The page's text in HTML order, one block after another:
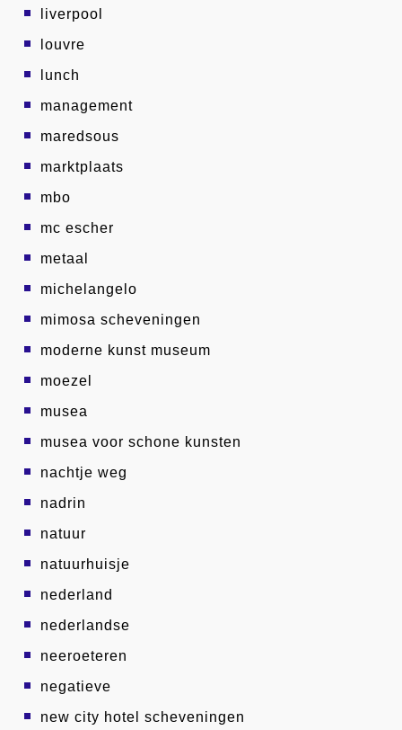
liverpool
louvre
lunch
management
maredsous
marktplaats
mbo
mc escher
metaal
michelangelo
mimosa scheveningen
moderne kunst museum
moezel
musea
musea voor schone kunsten
nachtje weg
nadrin
natuur
natuurhuisje
nederland
nederlandse
neeroeteren
negatieve
new city hotel scheveningen